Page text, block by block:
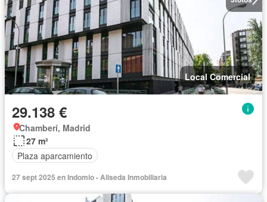
Local Comercial
29.138 €
Chamberí, Madrid
27 m²
Plaza aparcamiento
27 sept 2025 en Indomio - Aliseda Inmobiliaria